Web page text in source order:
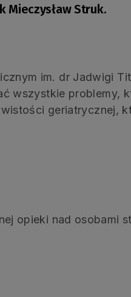
Mieczysław Struk.
im. dr Jadwigi
wszystkie problemy,
geriatrycznej,
opieki nad osobami